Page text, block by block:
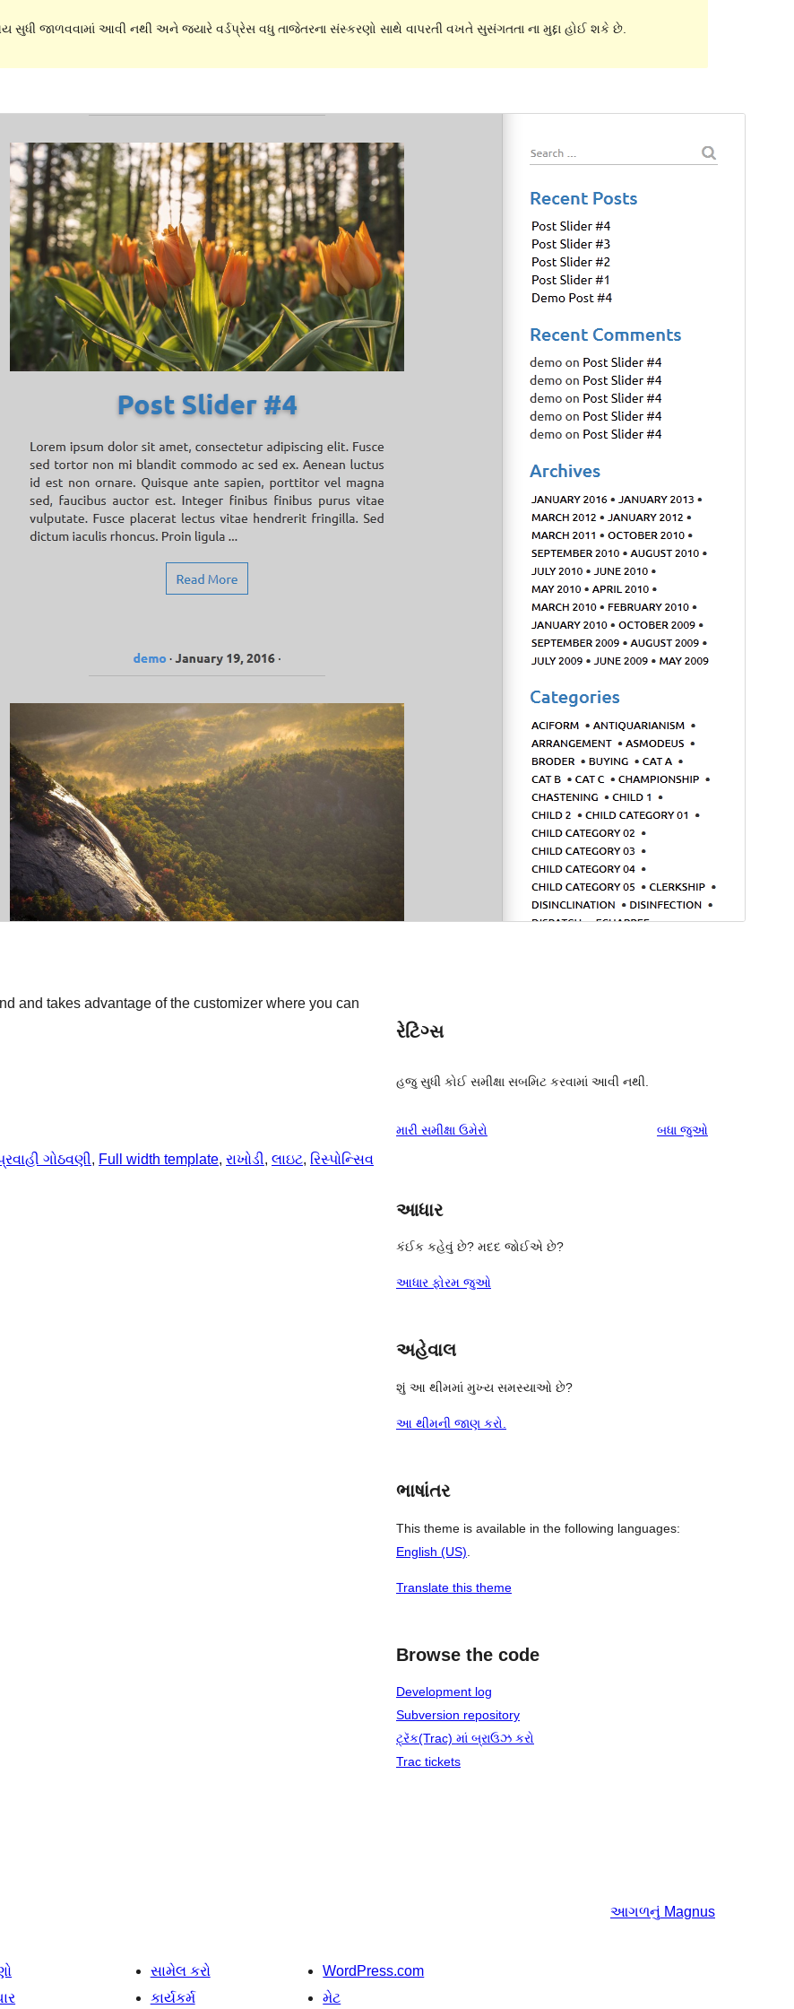
સુધી જાળવવામાં આવી નથી અને જ્યારે વર્ડપ્રેસ વધુ તાજેતરના સંસ્કરણો સાથે વાપરતી વખતે સુસંગતતા ના મુદ્દા હોઈ શકે છે.
આવૃત્તિ
1.4.2
છેલે અપડેટ થયેલું
Active installations
10 કરતાં ઓછું
and takes advantage of the customizer where you can
ગોઠવણી, Full width template, રાખોડી, લાઇટ, રિસ્પોન્સિવ
રેટિંગ્સ
હજુ સુધી કોઈ સમીક્ષા સબમિટ કરવામાં આવી નથી.
મારી સમીક્ષા ઉમેરો બધા સમીક્ષાઓ
જુઓ
આધાર
કંઈક કહેવું છે? મદદ જોઈએ છે?
આધાર ફોરમ જુઓ
અહેવાલ
શું આ થીમમાં મુખ્ય સમસ્યાઓ છે?
આ થીમની જાણ કરો.
ભાષાંતર
This theme is available in the following languages:
English (US)
Translate this theme
Browse the code
Development log
Subversion repository
ટ્રૅક(Trac) માં બ્રાઉઝ કરો
Trac tickets
આગળનું Magnus
સામેલ કરો
કાર્યકર્મ
WordPress.com
મેટ